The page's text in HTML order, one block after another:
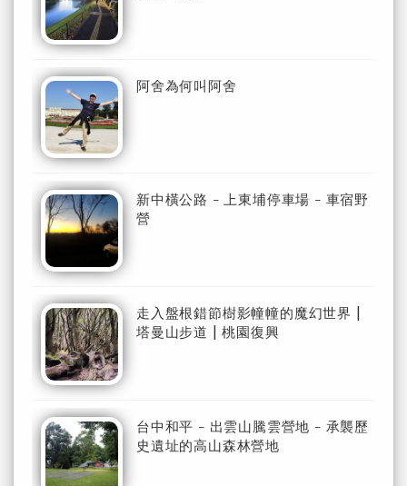
阿舍為何叫阿舍
新中橫公路 - 上東埔停車場 - 車宿野
營
走入盤根錯節樹影幢幢的魔幻世界 |
塔曼山步道 | 桃園復興
台中和平 - 出雲山騰雲營地 - 承襲歷
史遺址的高山森林營地